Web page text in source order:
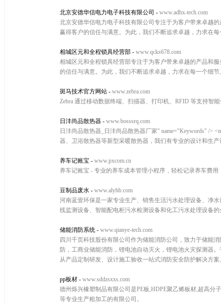
北京安德华信电力电子科技有限公司 - www.adhx-tech.com
北京安德华信电力电子科技有限公司专注于为客户带来卓越
赢得客户的信任与满意。为此，我们不断追求卓越，力求在
相城区元和全程锁具经营部 - www.qcks678.com
相城区元和全程锁具经营部专注于为客户带来卓越的产品和
的信任与满意。为此，我们不断追求卓越，力求在每一个细
斑马技术官方网站 - www.zebra.com
Zebra 通过移动数据终端、扫描器、打印机、RFID 等支持智
日沣尚品散热器 - www.bosssrq.com
日沣尚品散热器_日沣尚品散热器厂家" name="Keywords" />
器、卫浴散热器等新型采暖散热器，我们有专业的设计和生
养车记账宝 - www.pxcom.cn
养车记账宝 - 专业的养车成本管理小程序，轻松记录养车费用
豆制品废水 - www.alyhb.com
河南蓝壹环保是一家专业生产、销售生活污水处理设备、净
线监测设备、智能配电柜污水检测设备和化工污水处理设备
储能消防系统 - www.qianye-tech.com
四川千页科技股份有限公司作为储能消防公司，致力于储能
防，工商业储能消防，锂电池自动灭火，锂电池火灾探测器
从产品定制研发、设计施工验收一站式消防安全防护解决方案
pp板材 - www.sddzsxxs.com
德州烁兴橡塑制品有限公司是PE板,HDPE聚乙烯板材,超高分
等专业生产粗加工的有限公司。